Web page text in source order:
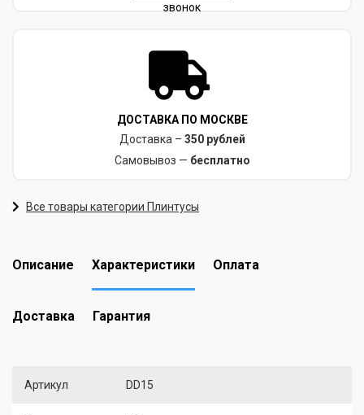
звонок
ДОСТАВКА ПО МОСКВЕ
Доставка – 350 рублей
Самовывоз — бесплатно
Все товары категории Плинтусы
Описание Характеристики Оплата
Доставка Гарантия
Артикул DD15